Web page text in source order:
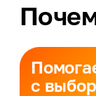
с